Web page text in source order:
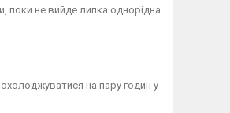
поки не вийде липка однорідна
на пару годин у